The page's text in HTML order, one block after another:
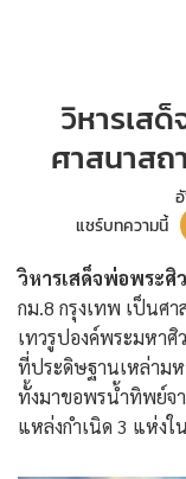
วิหารเส
ศาสนาส
แชร์บทความนี้
วิหารเสด็จพ่อพระศิ
กม.8 กรุงเทพ เป็นศ
เทวรูปองค์พระมหาศิ
ที่ประดิษฐานเหล่าม
ทั้งมาขอพรน้ำทิพย์จา
แหล่งกำเนิด 3 แห่งใ